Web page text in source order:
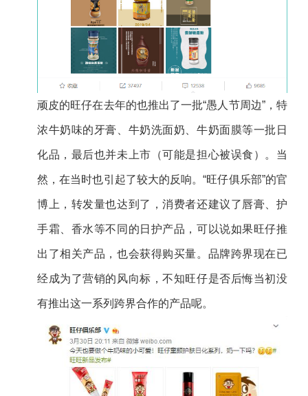
顽皮的旺仔在去年的也推出了一批“愚人节周边”，特
浓牛奶味的牙膏、牛奶洗面奶、牛奶面膜等一批日
化品，最后也并未上市（可能是担心被误食）。当
然，在当时也引起了较大的反响。“旺仔俱乐部”的官
博上，转发量也达到了，消费者还建议了唇膏、护
手霜、香水等不同的日护产品，可以说如果旺仔推
出了相关产品，也会获得购买量。品牌跨界现在已
经成为了营销的风向标，不知旺仔是否后悔当初没
有推出这一系列跨界合作的产品呢。